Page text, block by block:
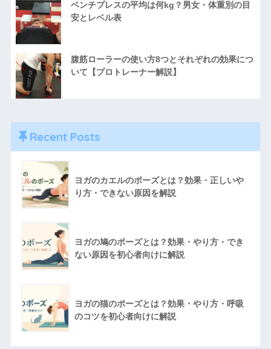
ベンチプレスの平均は何kg？男女・体重別の目
安とレベル表
腹筋ローラーの使い方8つとそれぞれの効果につ
いて【プロトレーナー解説】
Recent Posts
ヨガのカエルのポーズとは？効果・正しいや
り方・できない原因を解説
ヨガの鳩のポーズとは？効果・やり方・でき
ない原因を初心者向けに解説
ヨガの猫のポーズとは？効果・やり方・呼吸
のコツを初心者向けに解説